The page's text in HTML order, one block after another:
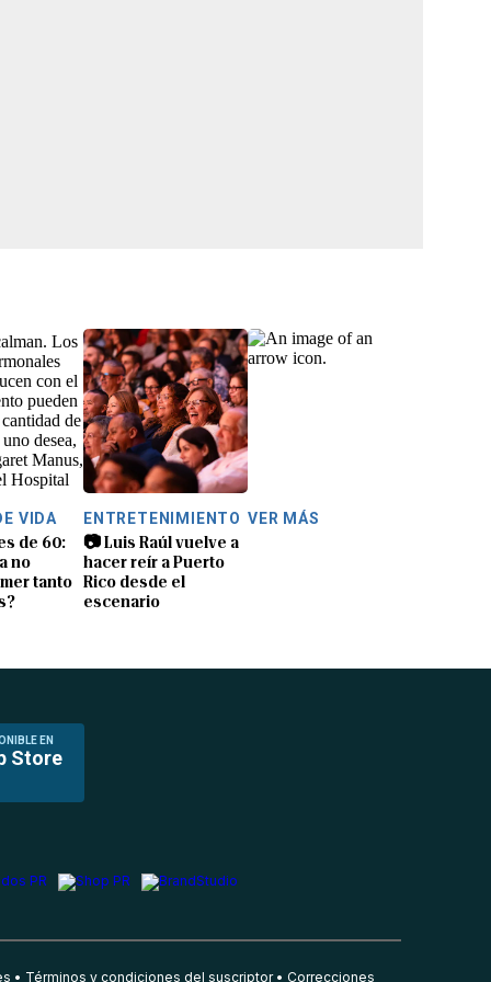
VIDA
de 60:
no
tanto
ENTRETENIMIENTO
📷 Luis Raúl vuelve a
hacer reír a Puerto
Rico desde el
escenario
VER MÁS
EN
Store
Términos y condiciones del suscriptor Correcciones